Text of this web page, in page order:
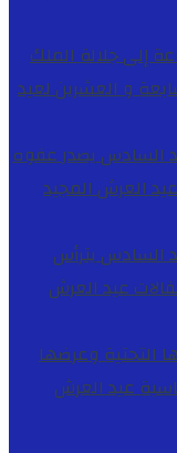
إلى جلالة الملك
و العشرين لعيد
السادس يصدر عفوه
السادس يترأس
عيد العرش
التحتية وعرضها
عيد العرش